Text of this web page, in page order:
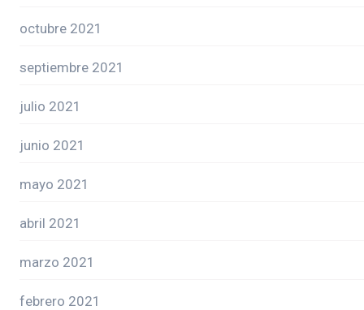
octubre 2021
septiembre 2021
julio 2021
junio 2021
mayo 2021
abril 2021
marzo 2021
febrero 2021